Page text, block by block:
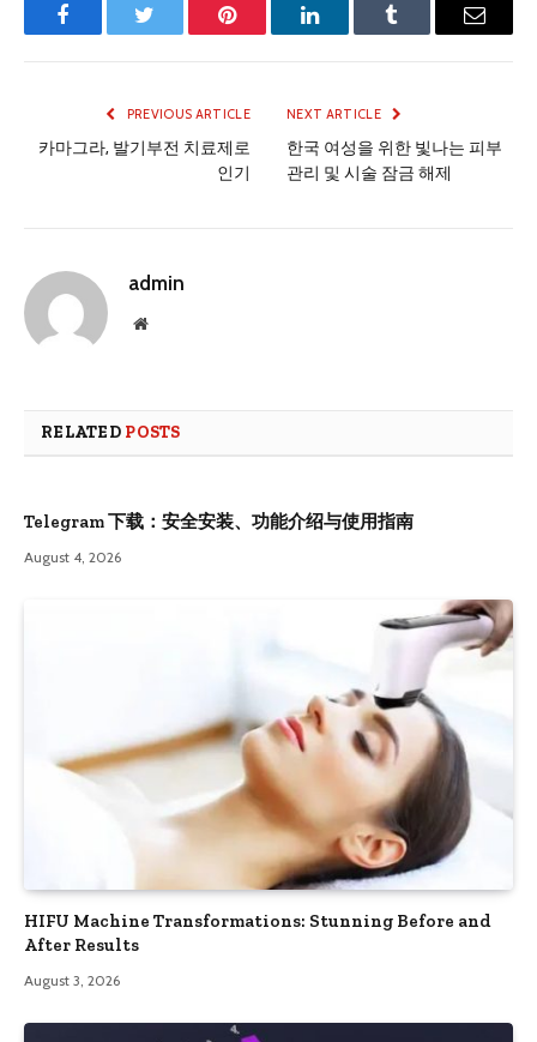
FacebookTwitter Pinterest LinkedInTumblr Email
PREVIOUS ARTICLE
카마그라, 발기부전 치료제로
인기
NEXT ARTICLE
한국 여성을 위한 빛나는 피부
관리 및 시술 잠금 해제
admin
Website
RELATED POSTS
Telegram 下载：安全安装、功能介绍与使用指南
August 4, 2026
HIFU Machine Transformations: Stunning Before and
After Results
August 3, 2026